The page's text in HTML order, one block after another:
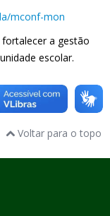
mconf-mon
a gestão
escolar.
Voltar para o topo